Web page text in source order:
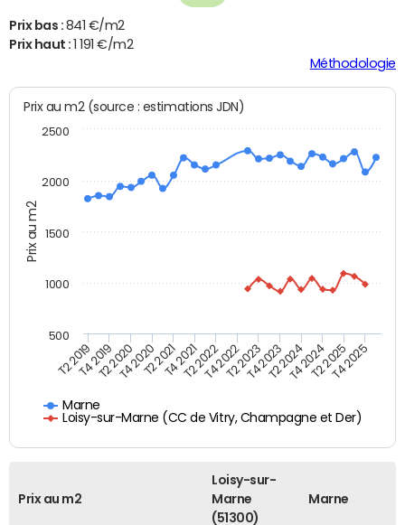
Prix bas : 841 €/m2
Prix haut :1 191 €/m2
Méthodologie
Prix au m2
Prix au m2 (source : estimations JDN)
Marne
Loisy-sur-Marne (CC de Vitry, Champagne et Der)
T2 2019T4 2019T2 2020T4 2020T2 2021T4 2021T2 2022T4 2022T2 2023T4 2023T2 2024T4 2024T2 2025T4 2025
500
1000
1500
2000
2500
Prix au m2
Loisy-sur-
Marne
(51300)
Marne